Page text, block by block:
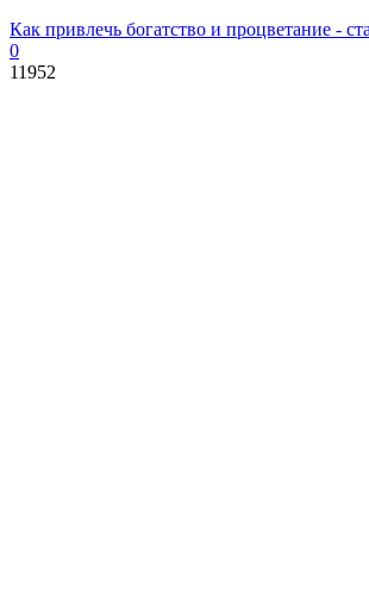
Как привлечь богатство и процветание -
0
11952